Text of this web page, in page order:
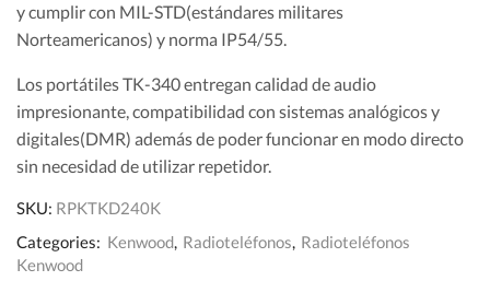
y cumplir con MIL-STD(estándares militares
Norteamericanos) y norma IP54/55.
Los portátiles TK-340 entregan calidad de audio
impresionante, compatibilidad con sistemas analógicos y
digitales(DMR) además de poder funcionar en modo directo
sin necesidad de utilizar repetidor.
SKU: RPKTKD240K
Categories: Kenwood, Radioteléfonos, Radioteléfonos
Kenwood